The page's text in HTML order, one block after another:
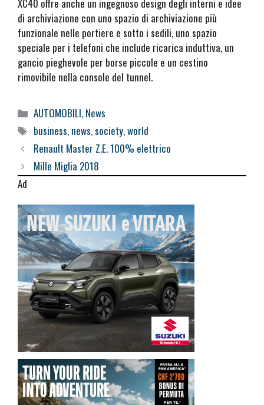
XC40 offre anche un ingegnoso design degli interni e idee
di archiviazione con uno spazio di archiviazione più
funzionale nelle portiere e sotto i sedili, uno spazio
speciale per i telefoni che include ricarica induttiva, un
gancio pieghevole per borse piccole e un cestino
rimovibile nella console del tunnel.
Categorie
AUTOMOBILI, News
Tag
business, news,society,world
Renault Master Z.E. 100% elettrico
Mille Miglia 2018
Ad